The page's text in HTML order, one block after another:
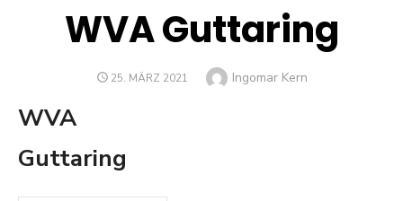
WVA Guttaring
POSTED
25. MÄRZ 2021 Author
Ingomar Kern
WVA
Guttaring